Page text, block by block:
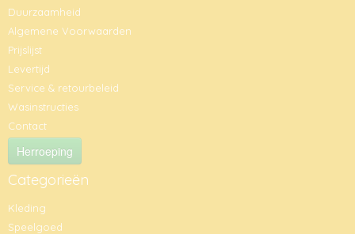
Duurzaamheid
Algemene Voorwaarden
Prijslijst
Levertijd
Service & retourbeleid
Wasinstructies
Contact
Herroeping
Categorieën
Kleding
Speelgoed